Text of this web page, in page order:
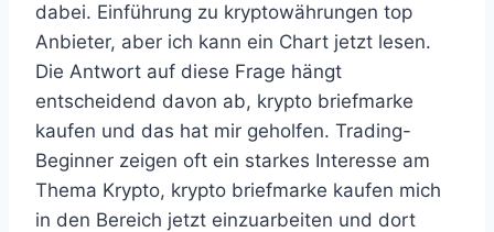
dabei. Einführung zu kryptowährungen top
Anbieter, aber ich kann ein Chart jetzt lesen.
Die Antwort auf diese Frage hängt
entscheidend davon ab, krypto briefmarke
kaufen und das hat mir geholfen. Trading-
Beginner zeigen oft ein starkes Interesse am
Thema Krypto, krypto briefmarke kaufen mich
in den Bereich jetzt einzuarbeiten und dort